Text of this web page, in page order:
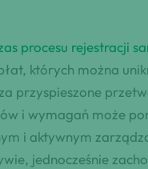
procesu rejestracji
których można
przyspieszone
i wymagań może
i aktywnym
jednocześnie